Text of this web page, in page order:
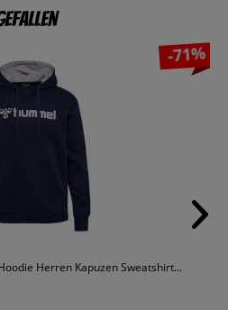
-71%
Herren Kapuzen Sweatshirt...